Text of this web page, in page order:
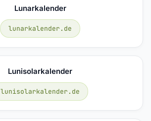
Lunarkalender
lunarkalender.de
Lunisolarkalender
lunisolarkalender.de